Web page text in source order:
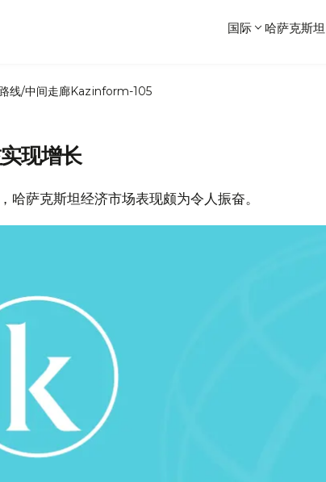
国际 哈萨克斯坦
线/中间走廊Kazinform-105
现增长
萨克斯坦经济市场表现颇为令人振奋。